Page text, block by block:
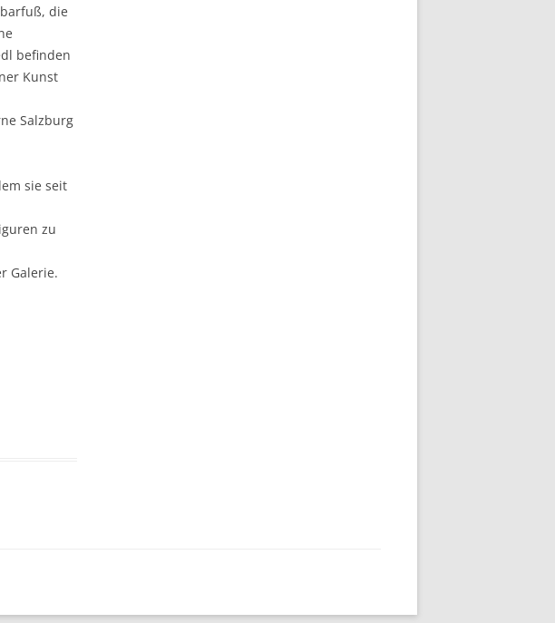
die
befinden
Kunst
Salzburg
sie seit
zu
Galerie.